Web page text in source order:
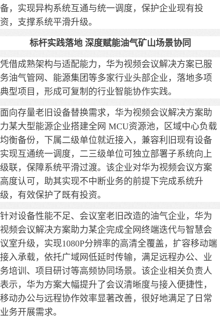
备，实现异构系统互通与统一调度，保护企业现有投
资，支撑系统平滑升级。
标杆实践落地 深度赋能油气矿山场景协同
凭借成熟架构与适配能力，华为视频会议解决方案已服
务油气管网、能源集团等多家行业头部企业，落地多项
典型项目，形成可复制的行业智能协作实践。
面向存量老旧设备替换需求，华为视频会议解决方案助
力某大型能源企业搭建全网 MCU资源池，区域中心负载
均衡备份，下属二级单位就近接入，兼容利旧现有设备
实现互通统一调度，二三级单位可独立部署子系统向上
级联，保障系统平滑过渡。该企业对华为视频会议方案
高度认可，助其实现不中断业务的前提下完成系统升
级，有效保护了既有投资。
针对设备性能不足、会议室老旧改造的油气企业，华为
视频会议解决方案助力某企完成全网终端迭代与智慧会
议室升级，实现1080P分辨率的高清全覆盖，扩容移动端
接入承载，依托广域网低延时传输，满足远程办公、业
务培训、项目研讨等高频协同场景。该企业相关负责人
表示，华为方案大幅提升了会议清晰度与接入便捷性，
移动办公与远程协作效率显著改善，很好地满足了日常
业务开展需求。